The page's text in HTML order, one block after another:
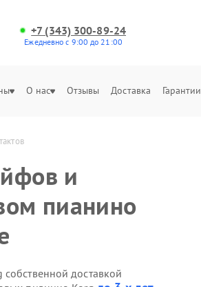
+7 (343) 300-89-24
Ежедневно с 9:00 до 21:00
О нас Отзывы Доставка Гарантии
и
пианино
доставкой